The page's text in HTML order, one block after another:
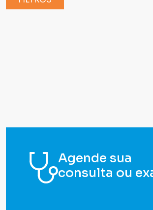
Agende sua
consulta ou